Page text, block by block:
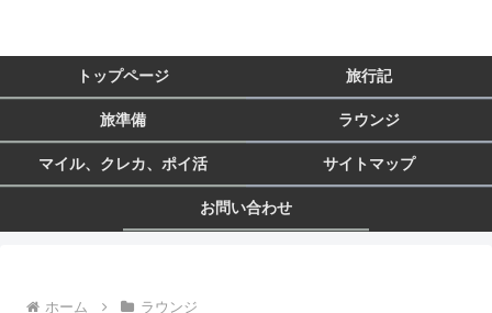
トップページ 旅行記
旅準備 ラウンジ
マイル、クレカ、ポイ活 サイトマップ
お問い合わせ
ホーム ラウンジ